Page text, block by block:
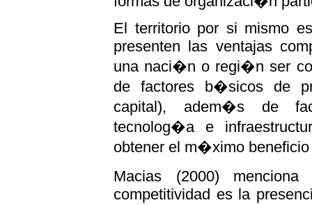
El territorio por si mismo
presenten las ventajas
una naci�n o regi�n ser
de factores b�sicos de
capital), adem�s de
tecnolog�a e
obtener el m�ximo
Macias (2000)
competitividad es la